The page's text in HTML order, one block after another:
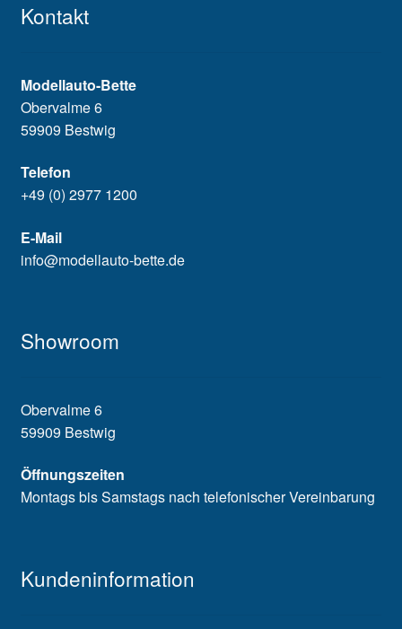
Kontakt
Modellauto-Bette
Obervalme 6
59909 Bestwig
Telefon
+49 (0) 2977 1200
E-Mail
info@modellauto-bette.de
Showroom
Obervalme 6
59909 Bestwig
Öffnungszeiten
Montags bis Samstags nach telefonischer Vereinbarung
Kundeninformation